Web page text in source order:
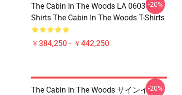
The Cabin In The Woods LA 0603 T-
Shirts The Cabin In The Woods T-Shirts
￥384,250 - ￥442,250
-20%
The Cabin In The Woods サインイン-20%